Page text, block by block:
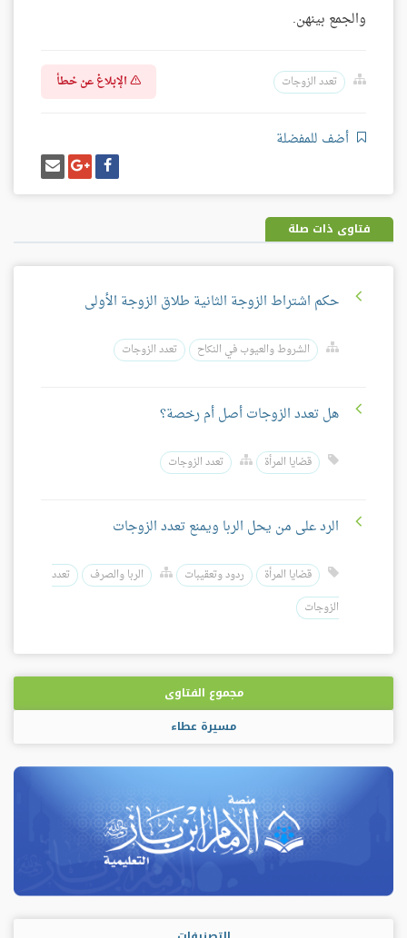
والجمع بينهن.
تعدد الزوجات الإبلاغ عن خطأ
أضف للمفضلة
شارك
على
فيسبوك
شارك
على
غوغل
بلس
إرسل
إيميل
فتاوى ذات صلة
حكم اشتراط الزوجة الثانية طلاق الزوجة الأولى
الشروط والعيوب في النكاح تعدد الزوجات
هل تعدد الزوجات أصل أم رخصة؟
قضايا المرأة تعدد الزوجات
الرد على من يحل الربا ويمنع تعدد الزوجات
قضايا المرأة ردود وتعقيبات الربا والصرف
تعدد
الزوجات
مجموع الفتاوى
مسيرة عطاء